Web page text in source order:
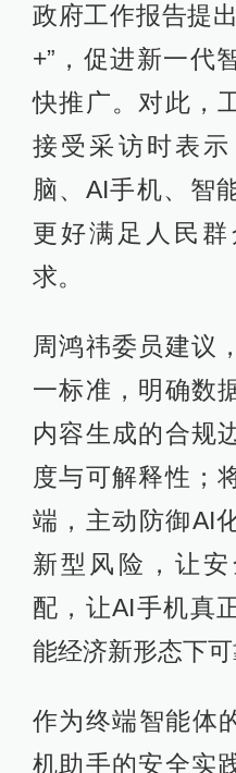
政府工作报告提
+”，促进新一代
快推广。对此，
接受采访时表
脑、AI手机、智
更好满足人民
求。
周鸿祎委员建议
一标准，明确数
内容生成的合规
度与可解释性；
端，主动防御AI
新型风险，让
配，让AI手机真
能经济新形态下可
作为终端智能体
机助手的安全实